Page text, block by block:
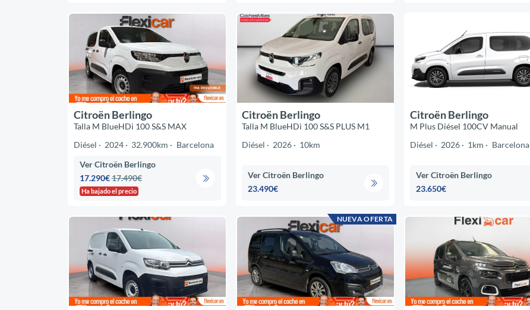
Citroën Berlingo
Talla M BlueHDi 100 S&S MAX
Diésel
2024 32.900km
Barcelona
Ver Citroën Berlingo
17.290€17.490€
Ha bajado el precio
Citroën Berlingo
Talla M BlueHDi 100 S&S PLUS M1
Diésel
2026 10km
Ver Citroën Berlingo
23.490€
Citroën Berlingo
M Plus Diésel 100CV Manual
Diésel
2026 1km Barcelona
Ver Citroën Berlingo
23.650€
NUEVA OFERTA